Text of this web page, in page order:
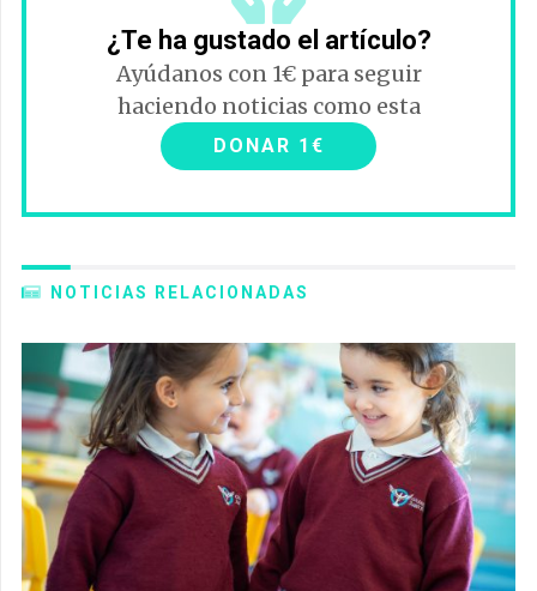
¿Te ha gustado el artículo?
Ayúdanos con 1€ para seguir
haciendo noticias como esta
DONAR 1€
NOTICIAS RELACIONADAS